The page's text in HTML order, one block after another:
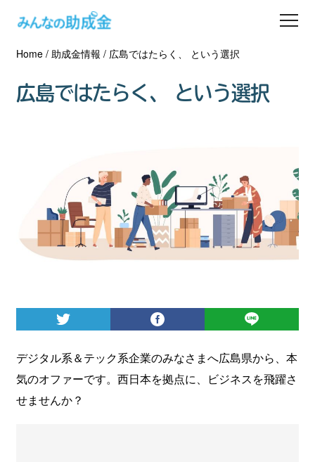
助成金を探す
士業の方へ
専門家一覧
ダウンロード
会員登録
ログイン
Home/ 助成金情報 / 広島ではたらく、 という選択
広島ではたらく、 という選択
デジタル系＆テック系企業のみなさまへ広島県から、本
気のオファーです。西日本を拠点に、ビジネスを飛躍さ
せませんか？